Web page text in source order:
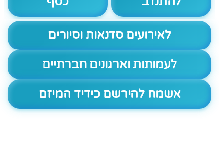
לאירועים סדנאות וסיורים
לעמותות וארגונים חברתיים
אשמח להירשם כידיד המיזם